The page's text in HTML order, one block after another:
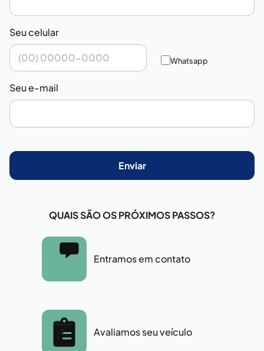
Seu celular
Whatsapp
Seu e-mail
Enviar
QUAIS SÃO OS PRÓXIMOS PASSOS?
Entramos em contato
Avaliamos seu veículo